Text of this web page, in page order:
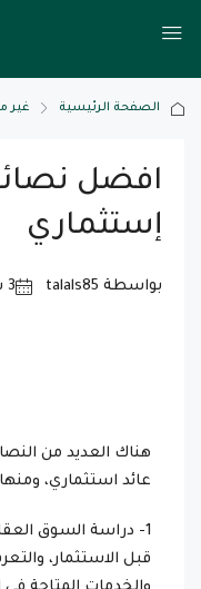
الصفحة الرئيسية غير
افضل
إستثماري
بواسطة talals85
هناك العديد من
عائد استثماري،
1- دراسة السوق
قبل الاستثمار،